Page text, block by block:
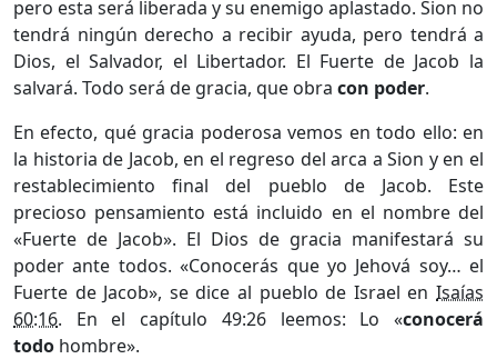
pero esta será liberada y su enemigo aplastado. Sion no
tendrá ningún derecho a recibir ayuda, pero tendrá a
Dios, el Salvador, el Libertador. El Fuerte de Jacob la
salvará. Todo será de gracia, que obra con poder.
En efecto, qué gracia poderosa vemos en todo ello: en
la historia de Jacob, en el regreso del arca a Sion y en el
restablecimiento final del pueblo de Jacob. Este
precioso pensamiento está incluido en el nombre del
«Fuerte de Jacob». El Dios de gracia manifestará su
poder ante todos. «Conocerás que yo Jehová soy… el
Fuerte de Jacob», se dice al pueblo de Israel en Isaías
60:16. En el capítulo 49:26 leemos: Lo «conocerá
todo hombre».